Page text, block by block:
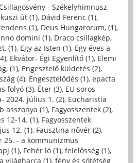
- Székelyhimnusz
út (1), Dávid Ferenc (1),
(1), Deus Hungarorum, (1),
domini (1), Draco csillagkép,
(1), Egy az Isten (1), Egy éves a
, Ekvátor- Égi Egyenlítő (1), Elemi
(1), Engesztelő küldetés (2),
(4), Engesztelődés (1), epacta
folyó (3), Éter (3), EU soros
2024. július 1. (2), Eucharistia
asszonya (1), Fagyosszentek (2),
12-14. (1), Fagyosszentek
12. (1), Fausztina nővér (2),
25. - a kommunizmus
(1), Fehér ló (1), felelősség (1),
világharca (1), fény és sötétség